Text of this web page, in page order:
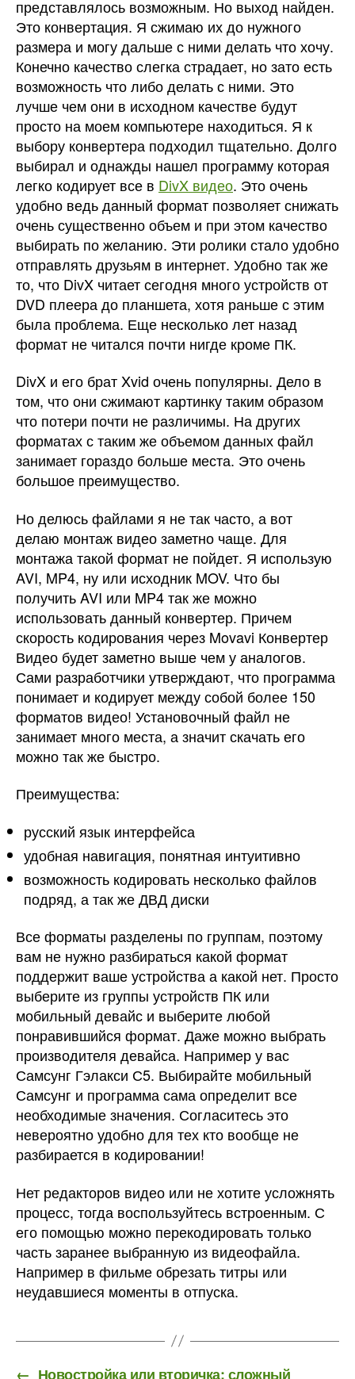
представлялось возможным. Но выход найден.
Это конвертация. Я сжимаю их до нужного
размера и могу дальше с ними делать что хочу.
Конечно качество слегка страдает, но зато есть
возможность что либо делать с ними. Это
лучше чем они в исходном качестве будут
просто на моем компьютере находиться. Я к
выбору конвертера подходил тщательно. Долго
выбирал и однажды нашел программу которая
легко кодирует все в DivX видео. Это очень
удобно ведь данный формат позволяет снижать
очень существенно объем и при этом качество
выбирать по желанию. Эти ролики стало удобно
отправлять друзьям в интернет. Удобно так же
то, что DivX читает сегодня много устройств от
DVD плеера до планшета, хотя раньше с этим
была проблема. Еще несколько лет назад
формат не читался почти нигде кроме ПК.
DivX и его брат Xvid очень популярны. Дело в
том, что они сжимают картинку таким образом
что потери почти не различимы. На других
форматах с таким же объемом данных файл
занимает гораздо больше места. Это очень
большое преимущество.
Но делюсь файлами я не так часто, а вот
делаю монтаж видео заметно чаще. Для
монтажа такой формат не пойдет. Я использую
AVI, MP4, ну или исходник MOV. Что бы
получить AVI или MP4 так же можно
использовать данный конвертер. Причем
скорость кодирования через Movavi Конвертер
Видео будет заметно выше чем у аналогов.
Сами разработчики утверждают, что программа
понимает и кодирует между собой более 150
форматов видео! Установочный файл не
занимает много места, а значит скачать его
можно так же быстро.
Преимущества:
русский язык интерфейса
удобная навигация, понятная интуитивно
возможность кодировать несколько файлов
подряд, а так же ДВД диски
Все форматы разделены по группам, поэтому
вам не нужно разбираться какой формат
поддержит ваше устройства а какой нет. Просто
выберите из группы устройств ПК или
мобильный девайс и выберите любой
понравившийся формат. Даже можно выбрать
производителя девайса. Например у вас
Самсунг Гэлакси С5. Выбирайте мобильный
Самсунг и программа сама определит все
необходимые значения. Согласитесь это
невероятно удобно для тех кто вообще не
разбирается в кодировании!
Нет редакторов видео или не хотите усложнять
процесс, тогда воспользуйтесь встроенным. С
его помощью можно перекодировать только
часть заранее выбранную из видеофайла.
Например в фильме обрезать титры или
неудавшиеся моменты в отпуска.
← Новостройка или вторичка: сложный